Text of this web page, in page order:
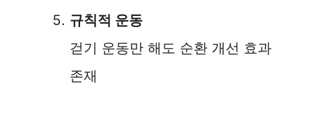
규칙적 운동
걷기 운동만 해도 순환 개선 효과
존재